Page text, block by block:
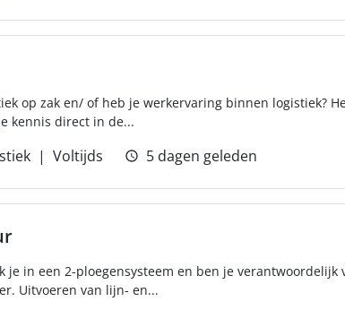
op zak en/ of heb je werkervaring binnen logistiek?
kennis direct in de...
Voltijds 5 dagen geleden
je in een 2-ploegensysteem en ben je
Uitvoeren van lijn- en...